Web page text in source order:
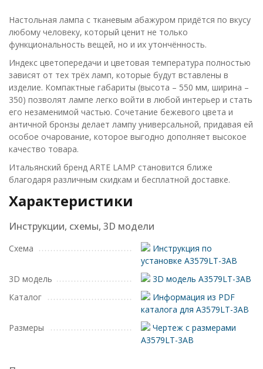
Настольная лампа с тканевым абажуром придётся по вкусу
любому человеку, который ценит не только
функциональность вещей, но и их утончённость.
Индекс цветопередачи и цветовая температура полностью
зависят от тех трёх ламп, которые будут вставлены в
изделие. Компактные габариты (высота – 550 мм, ширина –
350) позволят лампе легко войти в любой интерьер и стать
его незаменимой частью. Сочетание бежевого цвета и
античной бронзы делает лампу универсальной, придавая ей
особое очарование, которое выгодно дополняет высокое
качество товара.
Итальянский бренд ARTE LAMP становится ближе
благодаря различным скидкам и бесплатной доставке.
Характеристики
Инструкции, схемы, 3D модели
Схема
Инструкция по
установке A3579LT-3AB
3D модель
3D модель A3579LT-3AB
Каталог
Информация из PDF
каталога для A3579LT-3AB
Размеры
Чертеж с размерами
A3579LT-3AB